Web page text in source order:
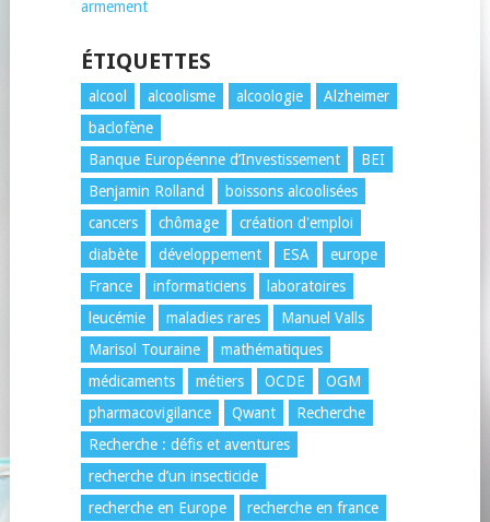
armement
ÉTIQUETTES
alcool alcoolisme alcoologie
Alzheimer
baclofène
Banque Européenne d’Investissement
BEI
Benjamin Rolland
boissons alcoolisées
cancers
chômage
création d'emploi
diabète
développement ESA
europe
France
informaticiens
laboratoires
leucémie
maladies rares
Manuel Valls
Marisol Touraine
mathématiques
médicaments
métiers OCDE
OGM
pharmacovigilance
Qwant
Recherche
Recherche : défis et aventures
recherche d’un insecticide
recherche en Europe
recherche en france